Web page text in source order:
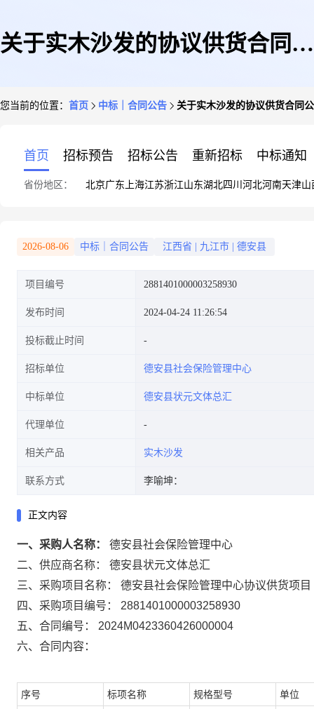
关于实木沙发的协议供货合同公
您当前的位置： 首页 中标｜合同公告 关于实木沙发的协议供货合同
首页 招标预告 招标公告 重新招标 中标通知
省份地区： 北京广东 上海江苏浙江山东湖北四川 河北河南天津山
2026-08-06 中标｜合同公告 江西省 九江市 德安县
项目编号 2881401000003258930
发布时间 2024-04-24 11:26:54
投标截止时间
招标单位 德安县社会保险管理中心
中标单位 德安县状元文体总汇
代理单位
相关产品 实木沙发
联系方式 李喻坤：
正文内容
一、采购人名称：
德安县社会保险管理中心
二、供应商名称：
德安县状元文体总汇
三、采购项目名称：
德安县社会保险管理中心协议供货项目
四、采购项目编号：
2881401000003258930
五、合同编号：
2024M0423360426000004
六、合同内容：
序号 标项名称 规格型号 单位